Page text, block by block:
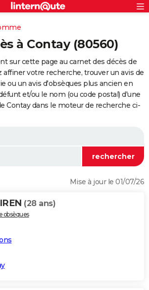
à Contay (80560)
sur cette page au carnet des décès de
affiner votre recherche, trouver un avis de
ou un avis d'obsèques plus ancien en
et/ou le nom (ou code postal) d'une
Contay dans le moteur de recherche ci-
Mise à jour le 01/07/26
(28 ans)
obsèques